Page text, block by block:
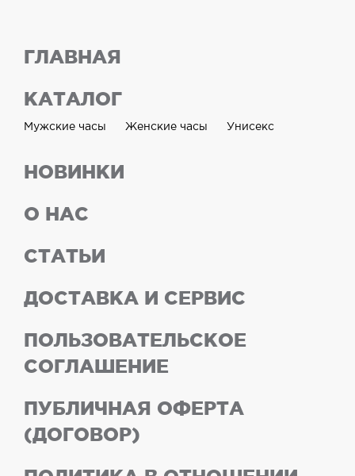
ГЛАВНАЯ
КАТАЛОГ
Мужские часы Женские часы Унисекс
НОВИНКИ
О НАС
СТАТЬИ
ДОСТАВКА И СЕРВИС
ПОЛЬЗОВАТЕЛЬСКОЕ
СОГЛАШЕНИЕ
ПУБЛИЧНАЯ ОФЕРТА
(ДОГОВОР)